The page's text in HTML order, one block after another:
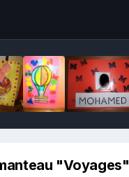
"Voyages"